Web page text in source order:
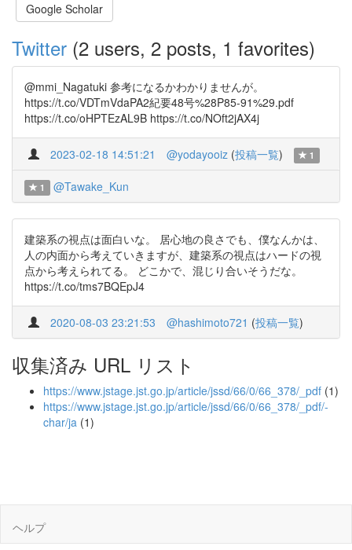
Google Scholar
Twitter (2 users, 2 posts, 1 favorites)
@mmi_Nagatuki 参考になるかわかりませんが。
https://t.co/VDTmVdaPA2紀要48号%28P85-91%29.pdf
https://t.co/oHPTEzAL9B https://t.co/NOft2jAX4j
2023-02-18 14:51:21 @yodayooiz (投稿一覧) 1
1 @Tawake_Kun
建築系の視点は面白いな。 居心地の良さでも、僕なんかは、
人の内面から考えていきますが、建築系の視点はハードの視
点から考えられてる。 どこかで、混じり合いそうだな。
https://t.co/tms7BQEpJ4
2020-08-03 23:21:53 @hashimoto721 (投稿一覧)
収集済み URL リスト
https://www.jstage.jst.go.jp/article/jssd/66/0/66_378/_pdf (1)
https://www.jstage.jst.go.jp/article/jssd/66/0/66_378/_pdf/-
char/ja (1)
ヘルプ